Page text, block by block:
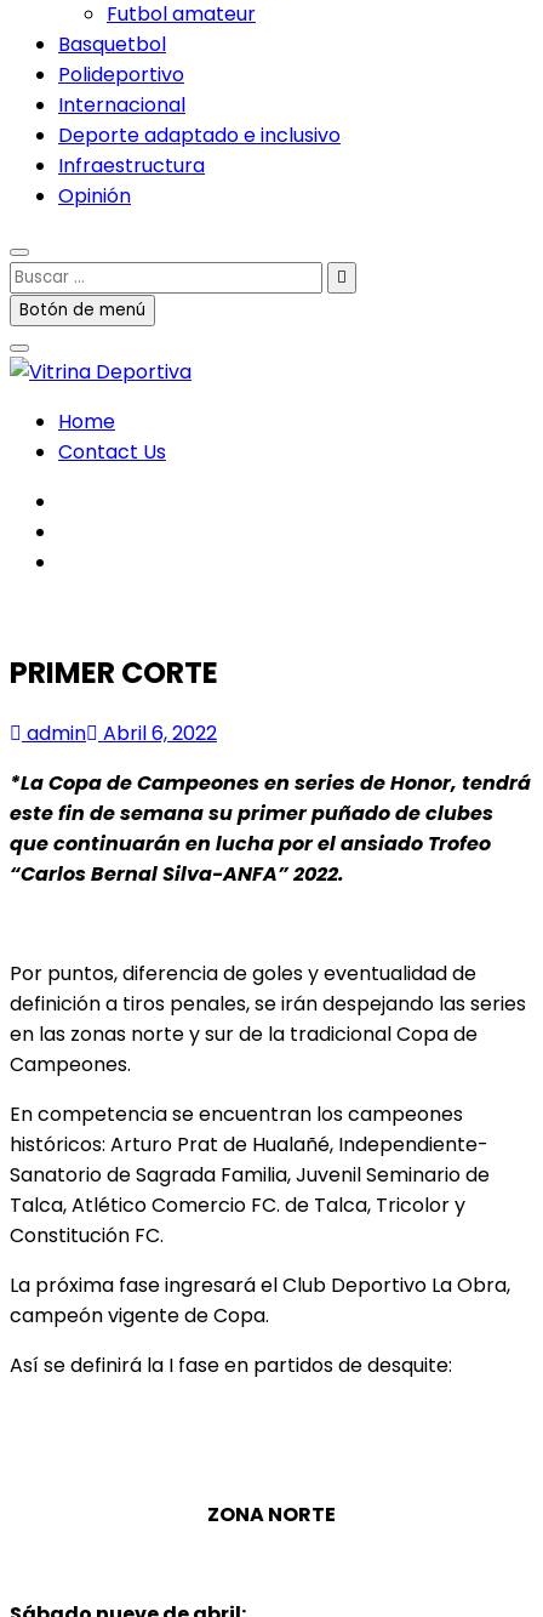
Futbol amateur
Basquetbol
Polideportivo
Internacional
Deporte adaptado e inclusivo
Infraestructura
Opinión
Buscar
…Botón de menú
Home
Contact Us
PRIMER CORTE
admin
Abril 6, 2022
*La Copa de Campeones en series de Honor, tendrá
este fin de semana su primer puñado de clubes
que continuarán en lucha por el ansiado Trofeo
“Carlos Bernal Silva-ANFA” 2022.
Por puntos, diferencia de goles y eventualidad de
definición a tiros penales, se irán despejando las series
en las zonas norte y sur de la tradicional Copa de
Campeones.
En competencia se encuentran los campeones
históricos: Arturo Prat de Hualañé, Independiente-
Sanatorio de Sagrada Familia, Juvenil Seminario de
Talca, Atlético Comercio FC. de Talca, Tricolor y
Constitución FC.
La próxima fase ingresará el Club Deportivo La Obra,
campeón vigente de Copa.
Así se definirá la I fase en partidos de desquite:
ZONA NORTE